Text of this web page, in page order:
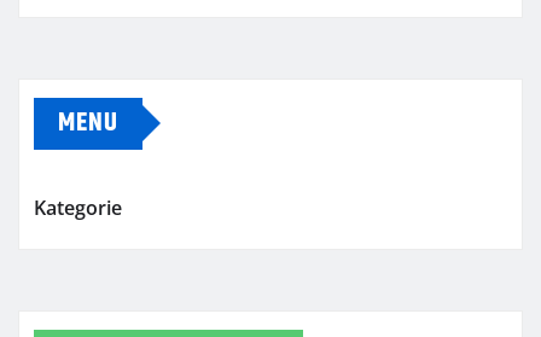
MENU
Kategorie